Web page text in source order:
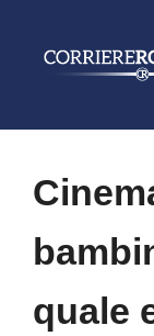
quale